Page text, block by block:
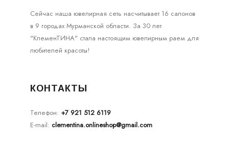
Сейчас наша ювелирная сеть насчитывает 16 салонов
в 9 городах Мурманской области. За 30 лет
"КлеменТИНА" стала настоящим ювелирным раем для
любителей красоты!
КОНТАКТЫ
Телефон: +7 921 512 6119
E-mail: clementina.onlineshop@gmail.com